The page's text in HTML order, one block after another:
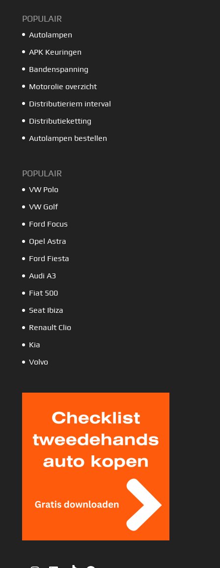
POPULAIR
Autolampen
APK Keuringen
Bandenspanning
Motorolie overzicht
Distributieriem interval
Distributieketting
Autolampen bestellen
POPULAIR
VW Polo
VW Golf
Ford Focus
Opel Astra
Ford Fiesta
Audi A3
Fiat 500
Seat Ibiza
Renault Clio
Kia
Volvo